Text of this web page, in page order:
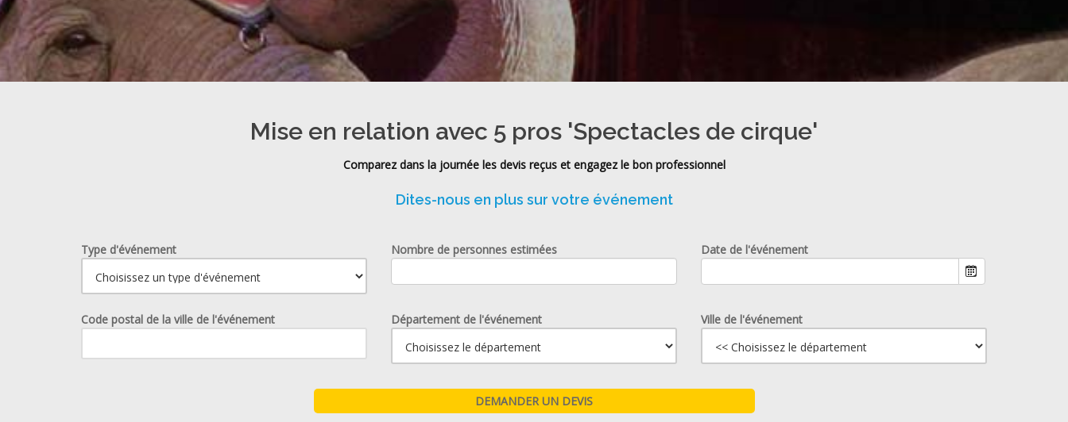
Mise en relation avec 5 pros 'Spectacles de cirque'
Comparez dans la journée les devis reçus et engagez le bon professionnel
Dites-nous en plus sur votre événement
Type d'événement Nombre de personnes estimées
Date de l'événement
Code postal de la ville de l'événement Département de l'événement Ville de l'événement